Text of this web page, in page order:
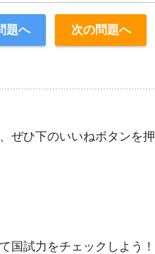
題へ 次の問題へ
ぜひ下のいいねボタンを
国試力をチェックしよう！